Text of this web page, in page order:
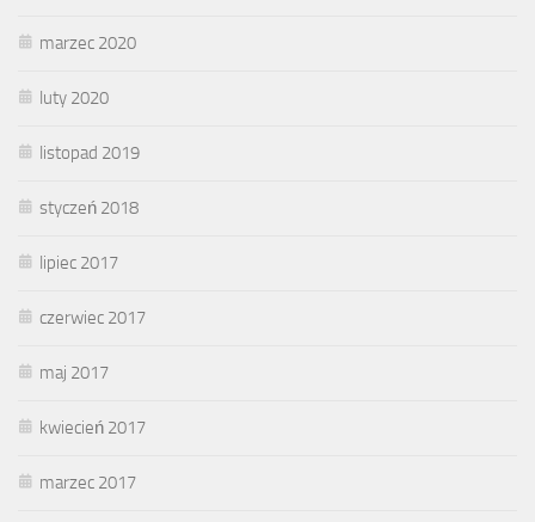
marzec 2020
luty 2020
listopad 2019
styczeń 2018
lipiec 2017
czerwiec 2017
maj 2017
kwiecień 2017
marzec 2017